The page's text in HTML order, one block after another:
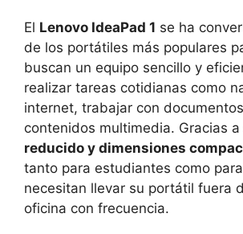
El Lenovo IdeaPad 1 se ha
de los portátiles más populares
buscan un equipo sencillo y
realizar tareas cotidianas como
internet, trabajar con
contenidos multimedia. Gracias a
reducido y dimensiones
tanto para estudiantes como
necesitan llevar su portátil fuera
oficina con frecuencia.